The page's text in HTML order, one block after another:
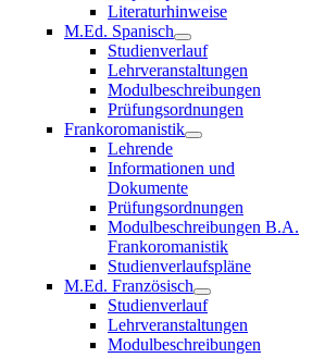
Literaturhinweise
M.Ed. Spanisch
Studienverlauf
Lehrveranstaltungen
Modulbeschreibungen
Prüfungsordnungen
Frankoromanistik
Lehrende
Informationen und
Dokumente
Prüfungsordnungen
Modulbeschreibungen B.A.
Frankoromanistik
Studienverlaufspläne
M.Ed. Französisch
Studienverlauf
Lehrveranstaltungen
Modulbeschreibungen